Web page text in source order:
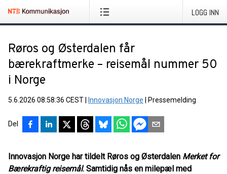
LOGG INN
Røros og Østerdalen får
bærekraftmerke – reisemål nummer 50
i Norge
5.6.2026 08:58:36 CEST Innovasjon Norge Pressemelding
Del
Innovasjon Norge har tildelt Røros og Østerdalen Merket for
Bærekraftig reisemål. Samtidig nås en milepæl med